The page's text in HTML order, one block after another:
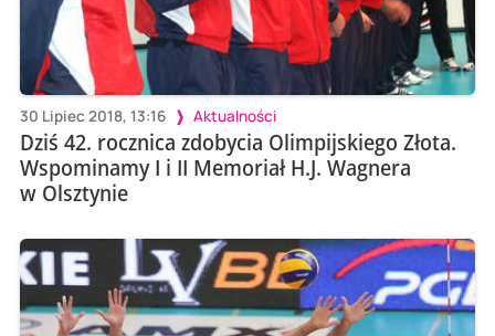
30 Lipiec 2018, 13:16 Aktualności
Dziś 42. rocznica zdobycia Olimpijskiego Złota.
Wspominamy I i II Memoriał H.J. Wagnera
w Olsztynie